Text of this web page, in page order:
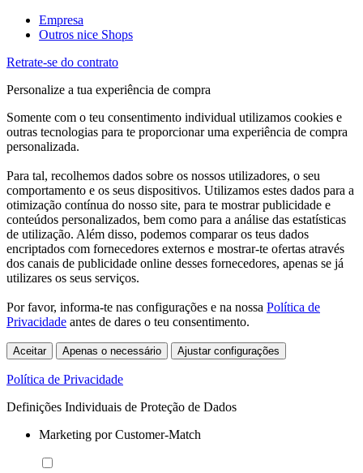
Empresa
Outros nice Shops
Retrate-se do contrato
Personalize a tua experiência de compra
Somente com o teu consentimento individual utilizamos cookies e
outras tecnologias para te proporcionar uma experiência de compra
personalizada.
Para tal, recolhemos dados sobre os nossos utilizadores, o seu
comportamento e os seus dispositivos. Utilizamos estes dados para a
otimização contínua do nosso site, para te mostrar publicidade e
conteúdos personalizados, bem como para a análise das estatísticas
de utilização. Além disso, podemos comparar os teus dados
encriptados com fornecedores externos e mostrar-te ofertas através
dos canais de publicidade online desses fornecedores, apenas se já
utilizares os seus serviços.
Por favor, informa-te nas configurações e na nossa Política de
Privacidade antes de dares o teu consentimento.
Aceitar Apenas o necessário Ajustar configurações
Política de Privacidade
Definições Individuais de Proteção de Dados
Marketing por Customer-Match